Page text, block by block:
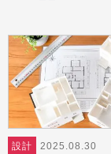
設計 2025.08.30